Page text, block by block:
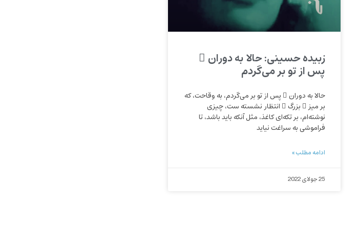
زبیده حسینی: حالا به دوران ِ
پس از تو بر می‌گردم
حالا به دوران ِ پس از تو بر می‌گردم، به وقاحت، که
بر میز ِ بزرگ ِ انتظار نشسته ست، چیزی
نوشته‌ام، بر تکه‌ای کاغذ، مثل آنکه باید باشد، تا
فراموشی به سراغت نیاید
ادامه مطلب »
25 جولای 2022